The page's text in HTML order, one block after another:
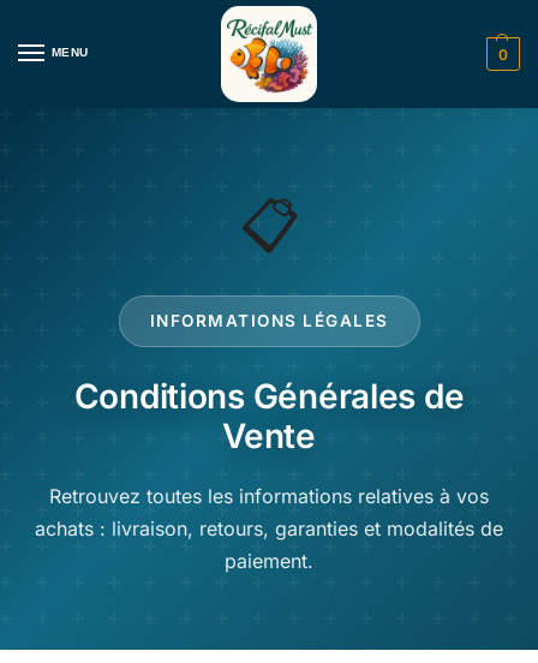
MENU 0
📋
INFORMATIONS LÉGALES
Conditions Générales de
Vente
Retrouvez toutes les informations relatives à vos
achats : livraison, retours, garanties et modalités de
paiement.